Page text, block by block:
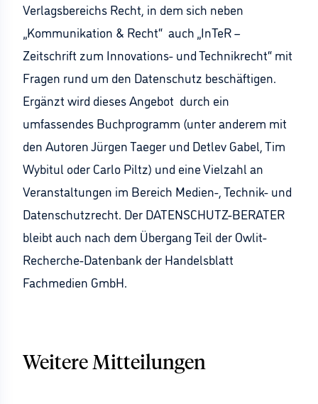
Verlagsbereichs Recht, in dem sich neben
„Kommunikation & Recht“ auch „InTeR –
Zeitschrift zum Innovations- und Technikrecht“ mit
Fragen rund um den Datenschutz beschäftigen.
Ergänzt wird dieses Angebot durch ein
umfassendes Buchprogramm (unter anderem mit
den Autoren Jürgen Taeger und Detlev Gabel, Tim
Wybitul oder Carlo Piltz) und eine Vielzahl an
Veranstaltungen im Bereich Medien-, Technik- und
Datenschutzrecht. Der DATENSCHUTZ-BERATER
bleibt auch nach dem Übergang Teil der Owlit-
Recherche-Datenbank der Handelsblatt
Fachmedien GmbH.
Weitere Mitteilungen